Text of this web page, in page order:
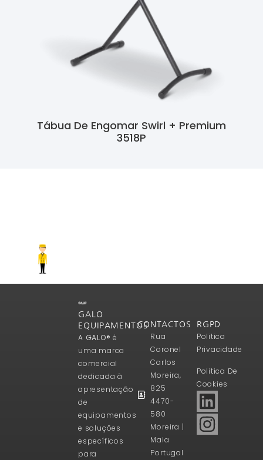
Tábua De Engomar Swirl + Premium
3518P
GALO
EQUIPAMENTOS
A GALO® é
uma marca
comercial
dedicada à
apresentação
de
equipamentos
e soluções
específicos
para
CONTACTOS
Rua
Coronel
Carlos
Moreira,
825
4470-
580
Moreira |
Maia
Portugal
RGPD
Politica
Privacidade
Politica De
Cookies